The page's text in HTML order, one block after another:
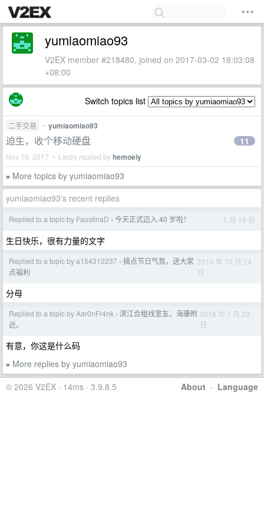
yumiaomiao93
V2EX member #218480, joined on 2017-03-02 18:03:08
+08:00
Switch topics list
二手交易 • yumiaomiao93
迫生，收个移动硬盘
Nov 16, 2017 • Lastly replied byhemoely
11
» More topics by yumiaomiao93
yumiaomiao93's recent replies
Replied to a topic by FaustinaD › 今天正式迈入 40 岁啦！ 5 月 19 日
生日快乐，很有力量的文字
Replied to a topic by a154312237 › 搞点节日气氛，送大家
点福利
2019 年 10 月 24
日
分母
Replied to a topic by Aar0nFr4nk › 滨江合租找室友。海康附
近。
2018 年 7 月 23
日
有意，你这是什么码
» More replies by yumiaomiao93
About · Language
© 2026 V2EX · 14ms · 3.9.8.5